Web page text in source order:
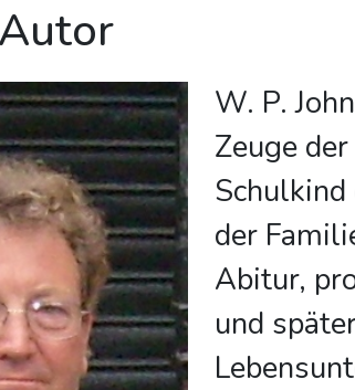
W. P.
Zeuge
der
Abitur,
und